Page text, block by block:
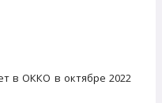
в ОККО в октябре 2022